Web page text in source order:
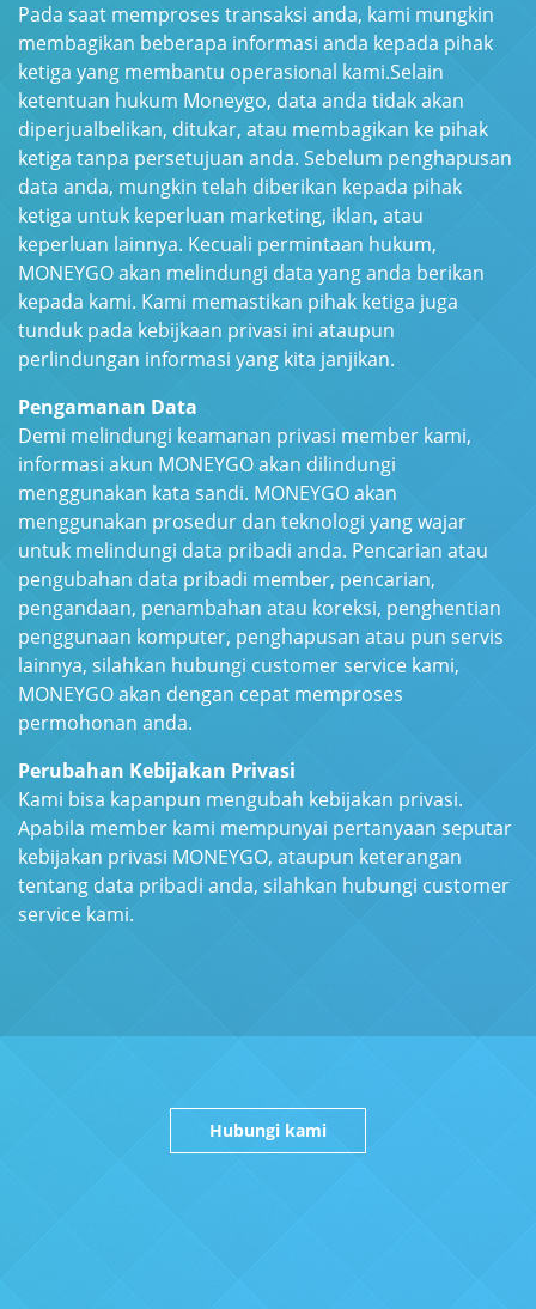
Pada saat memproses transaksi anda, kami mungkin
membagikan beberapa informasi anda kepada pihak
ketiga yang membantu operasional kami.Selain
ketentuan hukum Moneygo, data anda tidak akan
diperjualbelikan, ditukar, atau membagikan ke pihak
ketiga tanpa persetujuan anda. Sebelum penghapusan
data anda, mungkin telah diberikan kepada pihak
ketiga untuk keperluan marketing, iklan, atau
keperluan lainnya. Kecuali permintaan hukum,
MONEYGO akan melindungi data yang anda berikan
kepada kami. Kami memastikan pihak ketiga juga
tunduk pada kebijkaan privasi ini ataupun
perlindungan informasi yang kita janjikan.
Pengamanan Data
Demi melindungi keamanan privasi member kami,
informasi akun MONEYGO akan dilindungi
menggunakan kata sandi. MONEYGO akan
menggunakan prosedur dan teknologi yang wajar
untuk melindungi data pribadi anda. Pencarian atau
pengubahan data pribadi member, pencarian,
pengandaan, penambahan atau koreksi, penghentian
penggunaan komputer, penghapusan atau pun servis
lainnya, silahkan hubungi customer service kami,
MONEYGO akan dengan cepat memproses
permohonan anda.
Perubahan Kebijakan Privasi
Kami bisa kapanpun mengubah kebijakan privasi.
Apabila member kami mempunyai pertanyaan seputar
kebijakan privasi MONEYGO, ataupun keterangan
tentang data pribadi anda, silahkan hubungi customer
service kami.
Hubungi kami